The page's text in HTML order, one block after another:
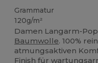
Grammatur
120g/m²
Damen Langarm-
Baumwolle. 100%
atmungsaktiven
Finish für